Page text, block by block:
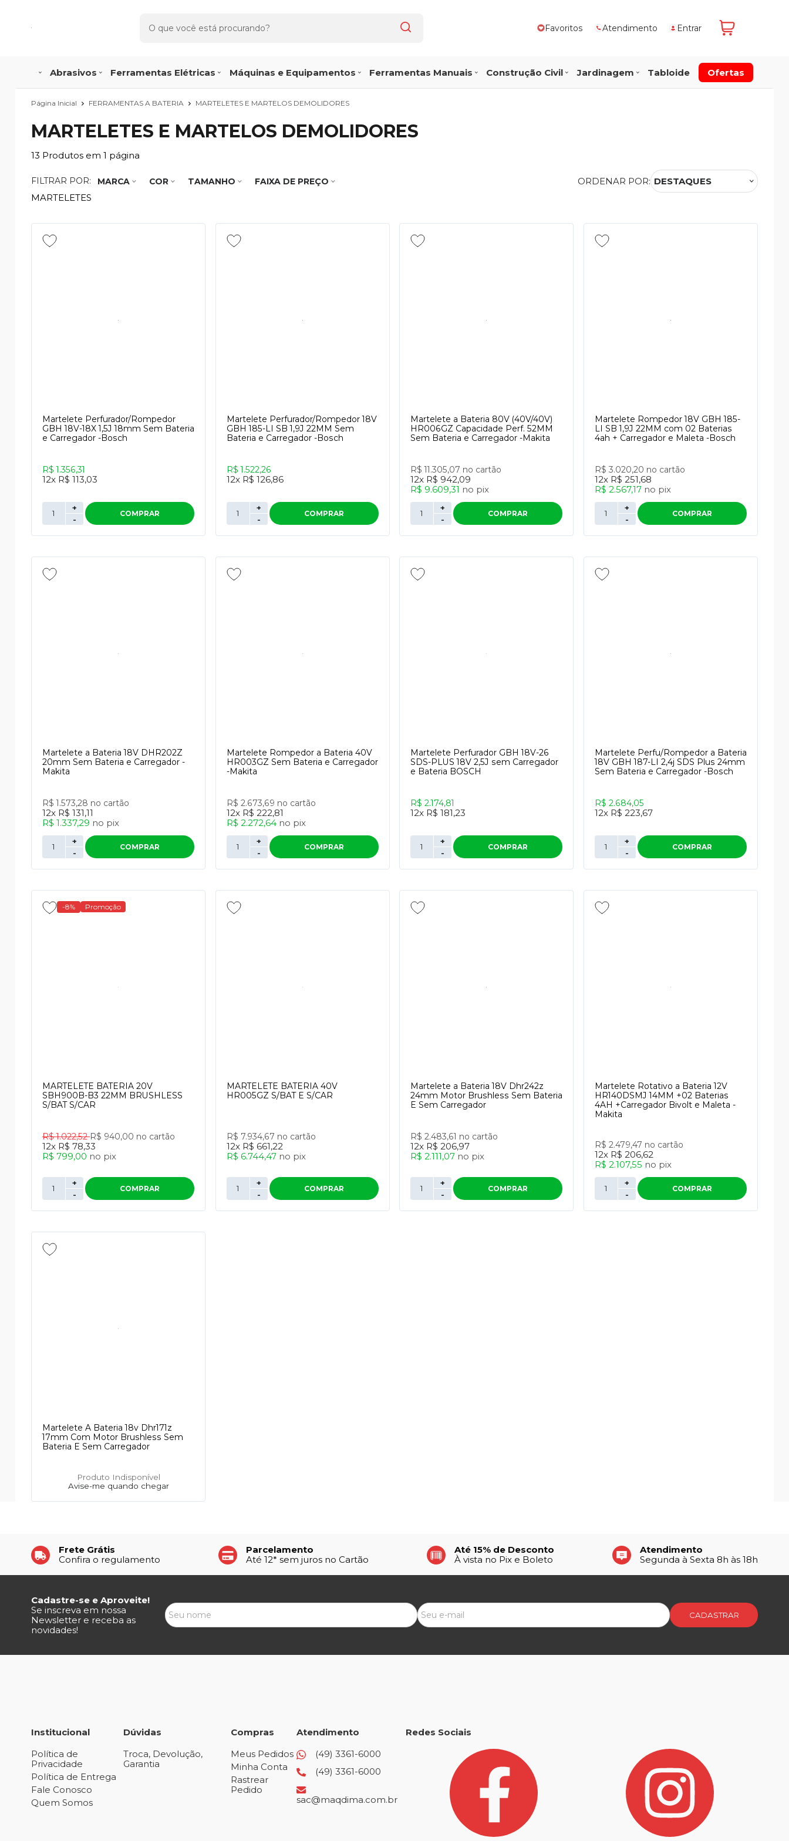
Favoritos Atendimento Entrar
Abrasivos Ferramentas Elétricas Máquinas e Equipamentos Ferramentas Manuais Construção Civil Jardinagem Tabloide Ofertas
Página Inicial FERRAMENTAS A BATERIA MARTELETES E MARTELOS DEMOLIDORES
MARTELETES E MARTELOS DEMOLIDORES
13 Produtos em 1 página
FILTRAR POR: MARCA COR TAMANHO FAIXA DE PREÇO ORDENAR POR: DESTAQUES
MARTELETES
Martelete Perfurador/Rompedor
GBH 18V-18X 1,5J 18mm Sem Bateria
e Carregador -Bosch
R$ 1.356,31
12x R$ 113,03
-
+
COMPRAR
Martelete Perfurador/Rompedor 18V
GBH 185-LI SB 1,9J 22MM Sem
Bateria e Carregador -Bosch
R$ 1.522,26
12x R$ 126,86
-
+
COMPRAR
Martelete a Bateria 80V (40V/40V)
HR006GZ Capacidade Perf. 52MM
Sem Bateria e Carregador -Makita
R$ 11.305,07 no cartão
12x R$ 942,09
R$ 9.609,31 no pix
-
+
COMPRAR
Martelete Rompedor 18V GBH 185-
LI SB 1,9J 22MM com 02 Baterias
4ah + Carregador e Maleta -Bosch
R$ 3.020,20 no cartão
12x R$ 251,68
R$ 2.567,17 no pix
-
+
COMPRAR
Martelete a Bateria 18V DHR202Z
20mm Sem Bateria e Carregador -
Makita
R$ 1.573,28 no cartão
12x R$ 131,11
R$ 1.337,29 no pix
-
+
COMPRAR
Martelete Rompedor a Bateria 40V
HR003GZ Sem Bateria e Carregador
-Makita
R$ 2.673,69 no cartão
12x R$ 222,81
R$ 2.272,64 no pix
-
+
COMPRAR
Martelete Perfurador GBH 18V-26
SDS-PLUS 18V 2,5J sem Carregador
e Bateria BOSCH
R$ 2.174,81
12x R$ 181,23
-
+
COMPRAR
Martelete Perfu/Rompedor a Bateria
18V GBH 187-LI 2,4j SDS Plus 24mm
Sem Bateria e Carregador -Bosch
R$ 2.684,05
12x R$ 223,67
-
+
COMPRAR
-8% Promoção
MARTELETE BATERIA 20V
SBH900B-B3 22MM BRUSHLESS
S/BAT S/CAR
R$ 1.022,52R$ 940,00 no cartão
12x R$ 78,33
R$ 799,00 no pix
-
+
COMPRAR
MARTELETE BATERIA 40V
HR005GZ S/BAT E S/CAR
R$ 7.934,67 no cartão
12x R$ 661,22
R$ 6.744,47 no pix
-
+
COMPRAR
Martelete a Bateria 18V Dhr242z
24mm Motor Brushless Sem Bateria
E Sem Carregador
R$ 2.483,61 no cartão
12x R$ 206,97
R$ 2.111,07 no pix
-
+
COMPRAR
Martelete Rotativo a Bateria 12V
HR140DSMJ 14MM +02 Baterias
4AH +Carregador Bivolt e Maleta -
Makita
R$ 2.479,47 no cartão
12x R$ 206,62
R$ 2.107,55 no pix
-
+
COMPRAR
Martelete A Bateria 18v Dhr171z
17mm Com Motor Brushless Sem
Bateria E Sem Carregador
Produto Indisponível
Avise-me quando chegar
Frete Grátis
Confira o regulamento
Parcelamento
Até 12* sem juros no Cartão
Até 15% de Desconto
À vista no Pix e Boleto
Atendimento
Segunda à Sexta 8h às 18h
Cadastre-se e Aproveite!
Se inscreva em nossa
Newsletter e receba as
novidades!
CADASTRAR
Institucional
Política de
Privacidade
Política de Entrega
Fale Conosco
Quem Somos
Dúvidas
Troca, Devolução,
Garantia
Compras
Meus Pedidos
Minha Conta
Rastrear
Pedido
Atendimento
(49) 3361-6000
(49) 3361-6000
sac@maqdima.com.br
Redes Sociais